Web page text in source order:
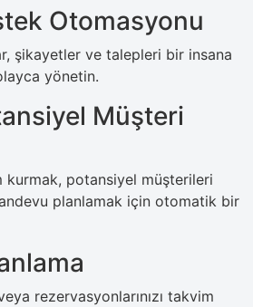
Otomasyonu
şikayetler ve talepleri bir insana
yönetin.
Müşteri
kurmak, potansiyel müşterileri
planlamak için otomatik bir
rezervasyonlarınızı takvim